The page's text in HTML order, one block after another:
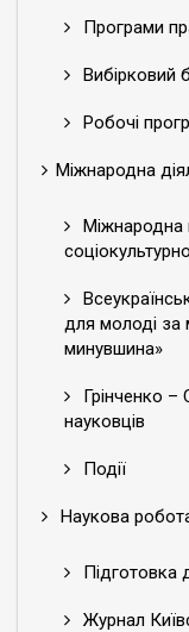
Програми
Вибірковий
Робочі
Міжнародна
Міжнародна
для молоді за
минувшина»
Грінченко
науковців
Події
Наукова
Підготовка
Журнал